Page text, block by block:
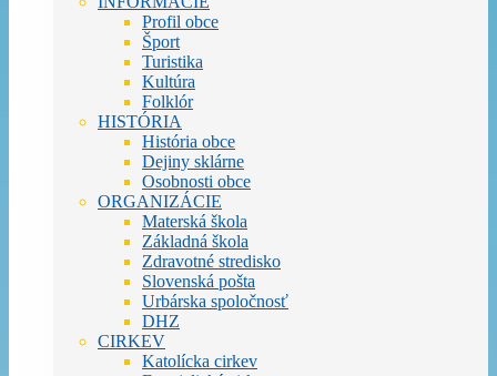
Profil obce
Šport
Turistika
Kultúra
Folklór
HISTÓRIA
História obce
Dejiny sklárne
Osobnosti obce
ORGANIZÁCIE
Materská škola
Základná škola
Zdravotné stredisko
Slovenská pošta
Urbárska spoločnosť
DHZ
CIRKEV
Katolícka cirkev